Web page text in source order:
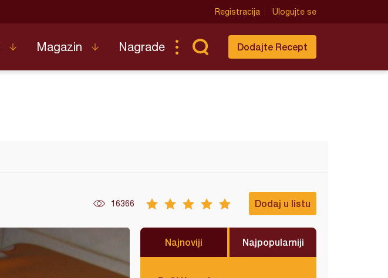
Registracija Ulogujte se
Magazin Nagrade Dodajte Recept
16366 Dodaj u listu
Najnoviji Najpopularniji